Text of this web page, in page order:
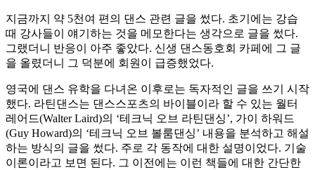
지금까지 약 5천여 편의 댄스 관련 글을 썼다. 초기에는 강습
때 강사들이 얘기하는 것을 메모한다는 생각으로 글을 썼다.
그랬더니 반응이 아주 좋았다. 신생 댄스동호회 카페에 그 글
을 올렸더니 그 덕분에 회원이 급증했었다.
영국에 댄스 유학을 다녀온 이후로는 독자적인 글을 쓰기 시작
했다. 라틴댄스는 댄스스포츠의 바이블이라 할 수 있는 월터
레어드(Walter Laird)의 ‘테크닉 오브 라틴댄싱’, 가이 하워드
(Guy Howard)의 ‘테크닉 오브 볼룸댄싱’ 내용을 분석하고 해설
하는 방식의 글을 썼다. 주로 각 동작에 대한 설명이었다. 기술
이론이라고 보면 된다. 그 이전에는 이런 책들에 대한 간단한